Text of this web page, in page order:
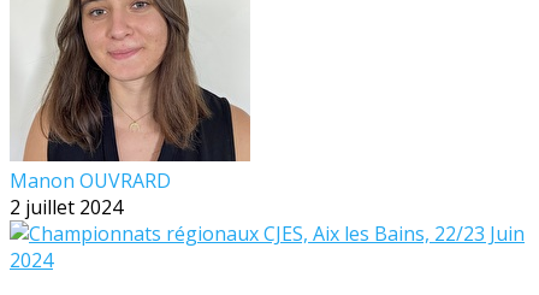
Manon OUVRARD
2 juillet 2024